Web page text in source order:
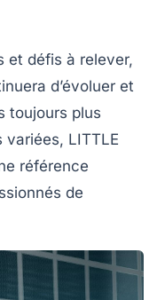
et défis à relever,
d’évoluer et
toujours plus
variées, LITTLE
référence
de